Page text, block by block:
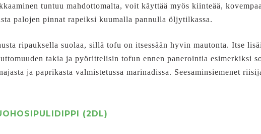
tuntuu mahdottomalta, voit käyttää myös kiinteää,
palojen pinnat rapeiksi kuumalla pannulla öljytilkassa.
ripauksella suolaa, sillä tofu on itsessään hyvin mautonta. Itse
takia ja pyörittelisin tofun ennen panerointia esimerkiksi
ja paprikasta valmistetussa marinadissa. Seesaminsiemenet
(2DL)